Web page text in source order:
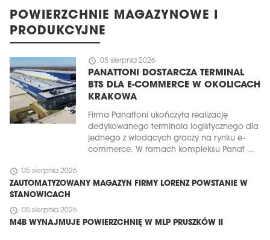
POWIERZCHNIE MAGAZYNOWE I
PRODUKCYJNE
schedule 05 sierpnia 2026
PANATTONI DOSTARCZA TERMINAL
BTS DLA E-COMMERCE W OKOLICACH
KRAKOWA
Firma Panattoni ukończyła realizację
dedykowanego terminala logistycznego dla
jednego z wiodących graczy na rynku e-
commerce. W ramach kompleksu Panat ...
schedule 05 sierpnia 2026
ZAUTOMATYZOWANY MAGAZYN FIRMY LORENZ POWSTANIE W
STANOWICACH
schedule 05 sierpnia 2026
M4B WYNAJMUJE POWIERZCHNIĘ W MLP PRUSZKÓW II